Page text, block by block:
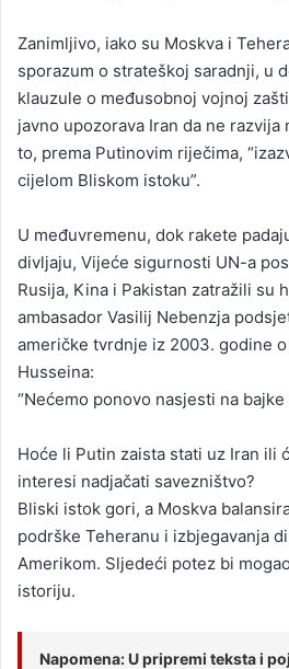
Zanimljivo, iako su Moskva i
sporazum o strateškoj saradnji, u
klauzule o međusobnoj vojnoj
javno upozorava Iran da ne
to, prema Putinovim riječima,
cijelom Bliskom istoku”.
U međuvremenu, dok rakete
divljaju, Vijeće sigurnosti UN-a
Rusija, Kina i Pakistan zatražili su
ambasador Vasilij Nebenzja
američke tvrdnje iz 2003. godine
Husseina:
“Nećemo ponovo nasjesti na bajke
Hoće li Putin zaista stati uz Iran ili
interesi nadjačati savezništvo?
Bliski istok gori, a Moskva
podrške Teheranu i izbjegavanja
Amerikom. Sljedeći potez bi
istoriju.
Napomena: U pripremi teksta i